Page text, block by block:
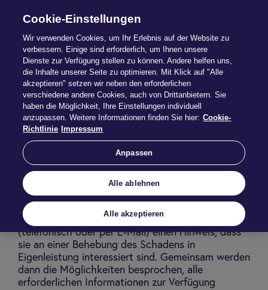
Do it your­self
Ob Wandanstriche, tapezieren oder Fußboden
verlegen: wenn Kunden kleinere Arbeiten selbst
erledigen, honoriert die Dialog den Einsatz.
Die Vorteile für Ihre Kunden:
unbürokratische und schnelle Abwicklung
Keine Laufereien oder Abstimmungen mit
Handwerkern
Ihre Kunden geben bei der Meldung des Schadens
(telefonisch oder per E-Mail) einen Hinweis, dass
sie an einer Behebung des Schadens in
Eigenleistung interessiert sind. Gemeinsam werden
dann die Möglichkeiten besprochen, alle
erforderlichen Informationen zur Verfügung
Cookie-Einstellungen
Wir verwenden Cookies, um Ihr Erlebnis auf der Website zu
verbessern. Einige sind erforderlich, um Ihnen unsere
Dienste zur Verfügung stellen zu können. Andere helfen uns,
die Inhalte unserer Seite zu optimieren. Mit Klick auf "Alle
akzeptieren" setzen wir neben den erforderlichen
verschiedene andere Cookies, auch von Drittanbietern. Sie
haben die Möglichkeit, Ihre Einstellungen individuell
anzupassen. Weitere Informationen finden Sie hier: Cookie-
Richtlinie Impressum
Anpassen
Alle ablehnen
Alle akzeptieren